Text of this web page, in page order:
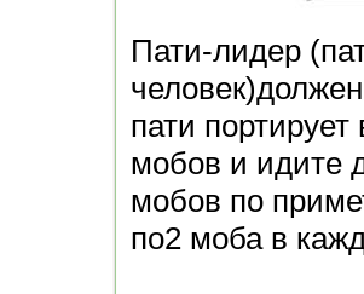
Пати-лидер
пати
мобов и идите
мобов по
по2 моба в